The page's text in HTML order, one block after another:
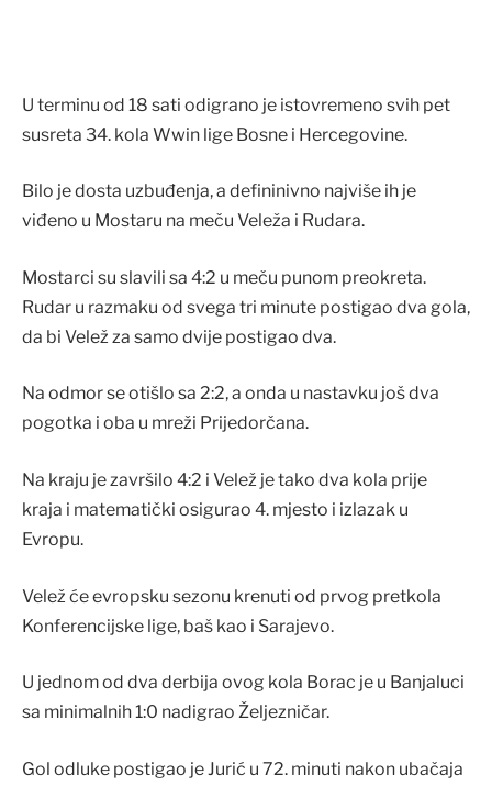
U terminu od 18 sati odigrano je istovremeno svih pet
susreta 34. kola Wwin lige Bosne i Hercegovine.
Bilo je dosta uzbuđenja, a defininivno najviše ih je
viđeno u Mostaru na meču Veleža i Rudara.
Mostarci su slavili sa 4:2 u meču punom preokreta.
Rudar u razmaku od svega tri minute postigao dva gola,
da bi Velež za samo dvije postigao dva.
Na odmor se otišlo sa 2:2, a onda u nastavku još dva
pogotka i oba u mreži Prijedorčana.
Na kraju je završilo 4:2 i Velež je tako dva kola prije
kraja i matematički osigurao 4. mjesto i izlazak u
Evropu.
Velež će evropsku sezonu krenuti od prvog pretkola
Konferencijske lige, baš kao i Sarajevo.
U jednom od dva derbija ovog kola Borac je u Banjaluci
sa minimalnih 1:0 nadigrao Željezničar.
Gol odluke postigao je Jurić u 72. minuti nakon ubačaja